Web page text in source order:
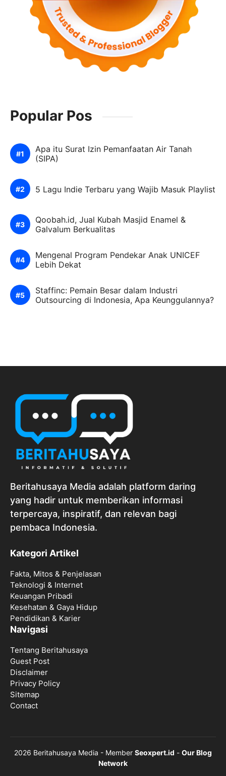
Popular Pos
Apa itu Surat Izin Pemanfaatan Air Tanah
(SIPA)
5 Lagu Indie Terbaru yang Wajib Masuk Playlist
Qoobah.id, Jual Kubah Masjid Enamel &
Galvalum Berkualitas
Mengenal Program Pendekar Anak UNICEF
Lebih Dekat
Staffinc: Pemain Besar dalam Industri
Outsourcing di Indonesia, Apa Keunggulannya?
Beritahusaya Media adalah platform daring
yang hadir untuk memberikan informasi
terpercaya, inspiratif, dan relevan bagi
pembaca Indonesia.
Kategori Artikel
Fakta, Mitos & Penjelasan
Teknologi & Internet
Keuangan Pribadi
Kesehatan & Gaya Hidup
Pendidikan & Karier
Navigasi
Tentang Beritahusaya
Guest Post
Disclaimer
Privacy Policy
Sitemap
Contact
2026 Beritahusaya Media - Member Seoxpert.id - Our Blog
Network